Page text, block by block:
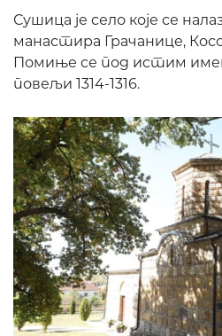
Сушица је село које се
манастира Грачанице,
Помиње се под истим
повељи 1314-1316.